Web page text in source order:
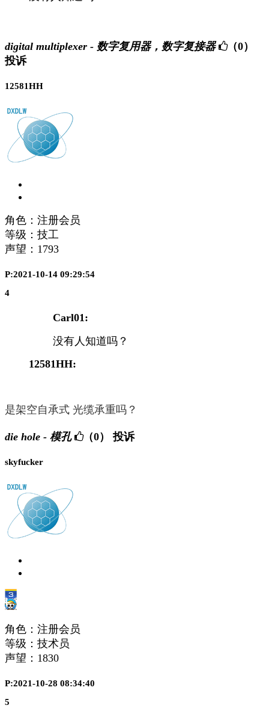
digital multiplexer - 数字复用器，数字复接器
（0）
投诉
12581HH
角色：注册会员
等级：技工
声望： 1793
P:2021-10-14 09:29:54
4
Carl01:
没有人知道吗？
12581HH:
是架空自承式 光缆承重吗？
die hole - 模孔 （0） 投诉
skyfucker
角色：注册会员
等级：技术员
声望： 1830
P:2021-10-28 08:34:40
5